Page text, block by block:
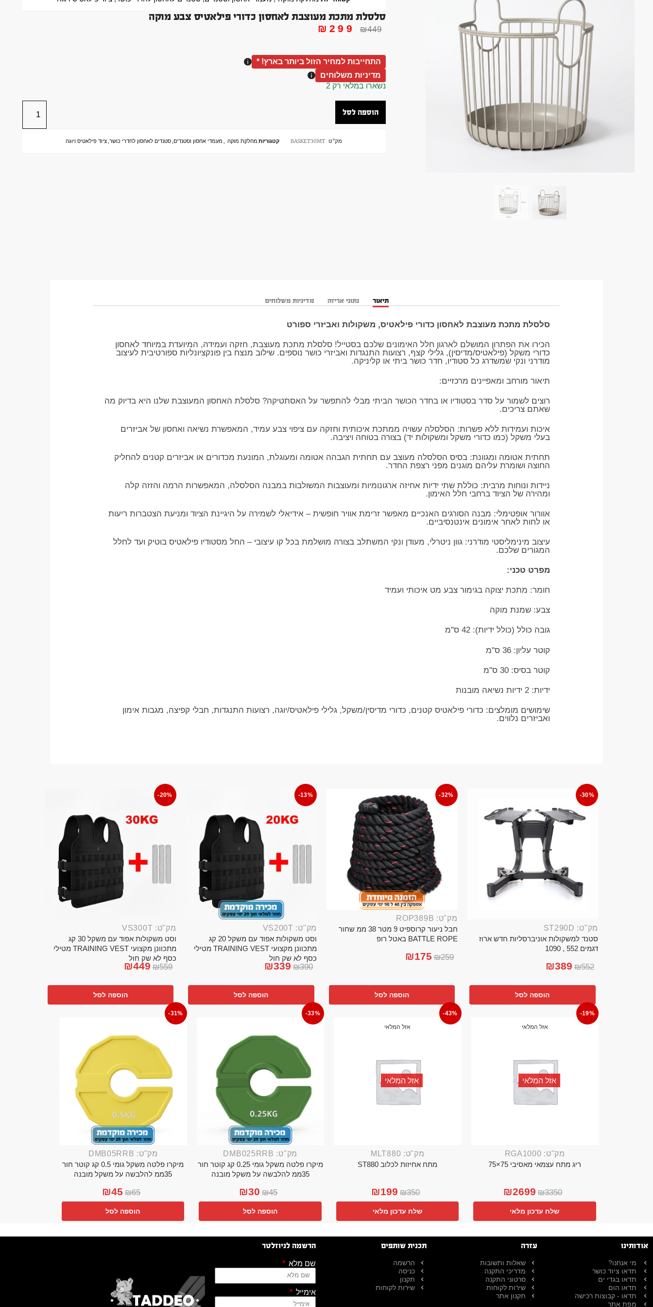
סלסלת מתכת מעוצבת לאחסון כדורי פילאטיס צבע מוקה
₪449
₪ 299
התחייבות למחיר הזול ביותר בארץ! *
מדיניות משלוחים
נשארו במלאי רק 2
הוספה לסל
מק"ט BASKET30MT קטגוריות מחלקת מוקה , מעמדי אחסון וסטנדים,סטנדים לאחסון לחדרי כושר,ציוד פילאטיס ויוגה
תיאור נתוני אריזה מדיניות משלוחים
סלסלת מתכת מעוצבת לאחסון כדורי פילאטיס, משקולות ואביזרי ספורט
הכירו את הפתרון המושלם לארגון חלל האימונים שלכם בסטייל! סלסלת מתכת מעוצבת, חזקה ועמידה, המיועדת במיוחד לאחסון
כדורי משקל (פילאטיס/מדיסין), גלילי קצף, רצועות התנגדות ואביזרי כושר נוספים. שילוב מנצח בין פונקציונליות ספורטיבית לעיצוב
מודרני ונקי שמשדרג כל סטודיו, חדר כושר ביתי או קליניקה.
​תיאור מורחב ומאפיינים מרכזיים:
רוצים לשמור על סדר בסטודיו או בחדר הכושר הביתי מבלי להתפשר על האסתטיקה? סלסלת האחסון המעוצבת שלנו היא בדיוק מה
שאתם צריכים.
​איכות ועמידות ללא פשרות: הסלסלה עשויה ממתכת איכותית וחזקה עם ציפוי צבע עמיד, המאפשרת נשיאה ואחסון של אביזרים
בעלי משקל (כמו כדורי משקל ומשקולות יד) בצורה בטוחה ויציבה.
​תחתית אטומה ומגוונת: בסיס הסלסלה מעוצב עם תחתית הגבהה אטומה ומעוגלת, המונעת מכדורים או אביזרים קטנים להחליק
החוצה ושומרת עליהם מוגנים מפני רצפת החדר.
​ניידות ונוחות מרבית: כוללת שתי ידיות אחיזה ארגונומיות ומעוצבות המשולבות במבנה הסלסלה, המאפשרות הרמה והזזה קלה
ומהירה של הציוד ברחבי חלל האימון.
​אוורור אופטימלי: מבנה הסורגים האנכיים מאפשר זרימת אוויר חופשית – אידיאלי לשמירה על היגיינת הציוד ומניעת הצטברות ריעות
או לחות לאחר אימונים אינטנסיביים.
​עיצוב מינימליסטי מודרני: גוון ניטרלי, מעודן ונקי המשתלב בצורה מושלמת בכל קו עיצובי – החל מסטודיו פילאטיס בוטיק ועד לחלל
המגורים שלכם.
​מפרט טכני:
​חומר: מתכת יצוקה בגימור צבע מט איכותי ועמיד
צבע: שמנת מוקה
​גובה כולל (כולל ידיות): 42 ס"מ
​קוטר עליון: 36 ס"מ
​קוטר בסיס: 30 ס"מ
​ידיות: 2 ידיות נשיאה מובנות
​שימושים מומלצים: כדורי פילאטיס קטנים, כדורי מדיסין/משקל, גלילי פילאטיס/יוגה, רצועות התנגדות, חבלי קפיצה, מגבות אימון
ואביזרים נלווים.
-30%
מק"ט: ST290D
סטנד למשקולות אוניברסליות חדש ארוז
דגמים 552 , 1090
₪552
₪389
הוספה לסל
-32%
מק"ט: ROP389B
חבל ניעור קרוספיט 9 מטר 38 ממ שחור
BATTLE ROPE באטל רופ
₪259
₪175
הוספה לסל
-13%
מק"ט: VS200T
וסט משקולות אפוד עם משקל 20 קג
מתכוונן מקצועי TRAINING VEST מטילי
כסף לא שק חול
₪390
₪339
הוספה לסל
-20%
מק"ט: VS300T
וסט משקולות אפוד עם משקל 30 קג
מתכוונן מקצועי TRAINING VEST מטילי
כסף לא שק חול
₪559
₪449
הוספה לסל
-19%
אזל המלאי
אזל המלאי
מק"ט: RGA1000
ריג מתח עצמאי מאסיבי 75×75
₪3350
₪2699
שלח עדכון מלאי
-43%
אזל המלאי
אזל המלאי
מק"ט: MLT880
מתח אחיזות לכלוב ST880
₪350
₪199
שלח עדכון מלאי
-33%
מק"ט: DMB025RRB
מיקרו פלטה משקל גומי 0.25 קג קוטר חור
35ממ להלבשה על משקל מובנה
₪45
₪30
הוספה לסל
-31%
מק"ט: DMB05RRB
מיקרו פלטה משקל גומי 0.5 קג קוטר חור
35ממ להלבשה על משקל מובנה
₪65
₪45
הוספה לסל
אודותינו
מי אנחנו?
תדאו ציוד כושר
תדאו בגדי ים
תדאו הום
תדאו - קבוצות רכישה
מפת אתר
עזרה
שאלות ותשובות
מדריכי התקנה
סרטוני התקנה
שירות לקוחות
תקנון אתר
תכנית שותפים
הרשמה
כניסה
תקנון
שירות לקוחות
הרשמה לניוזלטר
שם מלא
אימייל